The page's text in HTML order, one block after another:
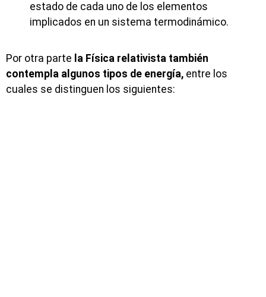
estado de cada uno de los elementos
implicados en un sistema termodinámico.
Por otra parte la Física relativista también
contempla algunos tipos de energía, entre los
cuales se distinguen los siguientes: